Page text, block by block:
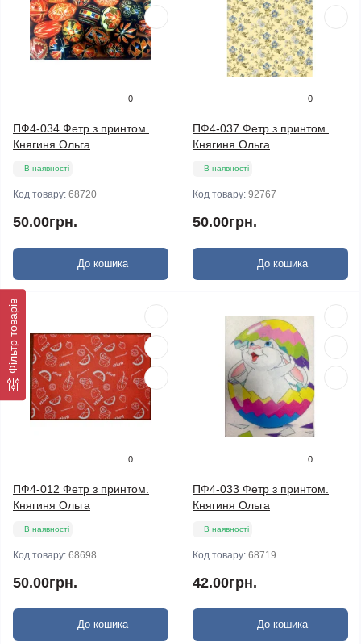
Фільтр товарів
0
ПФ4-034 Фетр з принтом.
Княгиня Ольга
В наявності
Код товару: 68720
50.00грн.
До кошика
0
ПФ4-037 Фетр з принтом.
Княгиня Ольга
В наявності
Код товару: 92767
50.00грн.
До кошика
0
ПФ4-012 Фетр з принтом.
Княгиня Ольга
В наявності
Код товару: 68698
50.00грн.
До кошика
0
ПФ4-033 Фетр з принтом.
Княгиня Ольга
В наявності
Код товару: 68719
42.00грн.
До кошика